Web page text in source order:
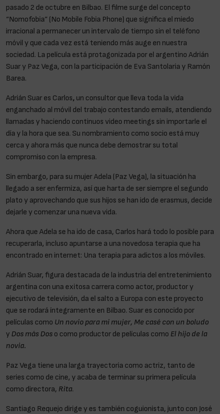
pasado 2 de octubre en Bilbao. El filme surge del concepto
“Nomofobia” (No Mobile Fobia Phone) que significa el miedo
irracional a permanecer un intervalo de tiempo sin el teléfono
móvil y que cada vez está teniendo más auge en nuestra
sociedad. La película está protagonizada por el argentino Adrián
Suar y Paz Vega, con la participación de Eva Santolaria y Ramón
Barea.
Adrián Suar es Carlos, un consultor que lleva toda la vida
enganchado al móvil del trabajo contestando emails, atendiendo
llamadas y haciendo continuos video meetings sin importarle el
día y la hora que sea. Su nombramiento como socio está muy
cerca y ahora más que nunca debe demostrar su total
compromiso con la empresa.
Sin embargo, para su mujer Adela (Paz Vega), la situación ha
llegado a ser enfermiza, así que harta de ser siempre el segundo
plato y aprovechando que sus hijos se han ido de erasmus, decide
dejarle y comenzar una nueva vida.
Ahora que Adela se ha ido de casa, Carlos hará todo lo posible para
recuperarla, incluso apuntarse a una novedosa terapia que ha
encontrado en internet: Una terapia para adictos a los móviles.
Adrián Suar, figura destacada de la industria del entretenimiento
argentina con una exitosa carrera como actor, productor y
ejecutivo de televisión, da el salto a Europa con este proyecto
que se rodará íntegramente en Bilbao. Suar es conocido por
películas como Un novio para mi mujer, Me casé con un boludo
y Dos más Dos o como productor de películas como El hijo de la
novia.
Paz Vega tiene una larga trayectoria como actriz, tanto de
series como de cine, y acaba de terminar su primera película
como directora, Rita.
Santiago Requejo dirige y es también coguionista, junto con José